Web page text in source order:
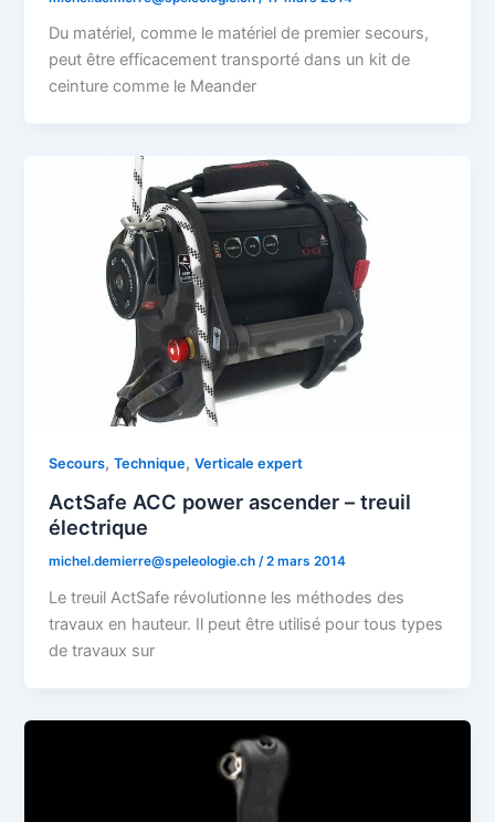
Du matériel, comme le matériel de premier secours,
peut être efficacement transporté dans un kit de
ceinture comme le Meander
Secours,Technique,Verticale expert
ActSafe ACC power ascender – treuil
électrique
michel.demierre@speleologie.ch/2 mars 2014
Le treuil ActSafe révolutionne les méthodes des
travaux en hauteur. Il peut être utilisé pour tous types
de travaux sur